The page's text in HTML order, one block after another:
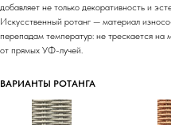
добавляет не только декоративность и
Искусственный ротанг — материал
перепадам температур: не трескается на
от прямых УФ-лучей.
ВАРИАНТЫ РОТАНГА